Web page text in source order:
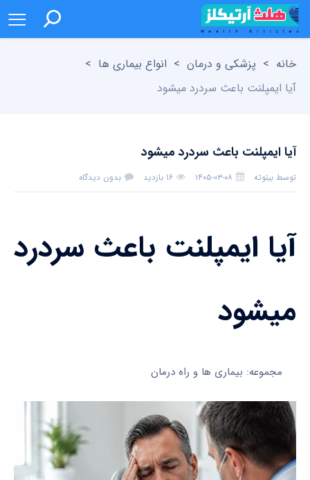
خانه > پزشکی و درمان > انواع بیماری ها >
آیا ایمپلنت باعث سردرد میشود
آیا ایمپلنت باعث سردرد میشود
توسط بیتوته ۱۴۰۵-۰۳-۰۸ ۱۶ بازدید بدون دیدگاه
آیا ایمپلنت باعث سردرد
میشود
مجموعه: بیماری ها و راه درمان